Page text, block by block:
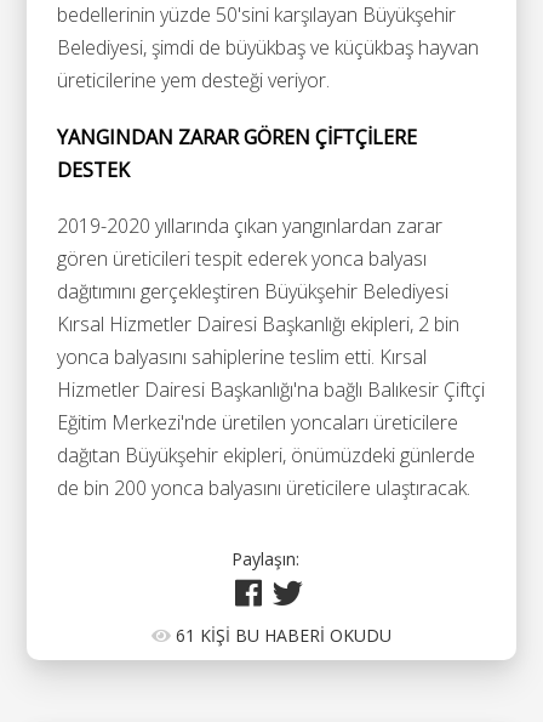
bedellerinin yüzde 50'sini karşılayan Büyükşehir
Belediyesi, şimdi de büyükbaş ve küçükbaş hayvan
üreticilerine yem desteği veriyor.
YANGINDAN ZARAR GÖREN ÇİFTÇİLERE
DESTEK
2019-2020 yıllarında çıkan yangınlardan zarar
gören üreticileri tespit ederek yonca balyası
dağıtımını gerçekleştiren Büyükşehir Belediyesi
Kırsal Hizmetler Dairesi Başkanlığı ekipleri, 2 bin
yonca balyasını sahiplerine teslim etti. Kırsal
Hizmetler Dairesi Başkanlığı'na bağlı Balıkesir Çiftçi
Eğitim Merkezi'nde üretilen yoncaları üreticilere
dağıtan Büyükşehir ekipleri, önümüzdeki günlerde
de bin 200 yonca balyasını üreticilere ulaştıracak.
Paylaşın:
61 KİŞİ BU HABERİ OKUDU